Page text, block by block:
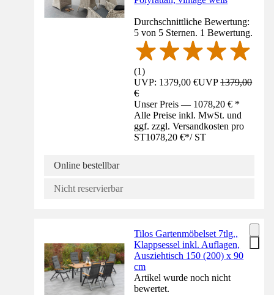
Durchschnittliche Bewertung:
5 von 5 Sternen. 1 Bewertung.
(1)
UVP: 1379,00 €UVP1379,00
€
Unser Preis — 1078,20 € *
Alle Preise inkl. MwSt. und
ggf. zzgl. Versandkosten pro
ST1078,20 €*/ ST
Online bestellbar
Nicht reservierbar
Tilos Gartenmöbelset 7tlg.,
Klappsessel inkl. Auflagen,
Ausziehtisch 150 (200) x 90
cm
Artikel wurde noch nicht
bewertet.